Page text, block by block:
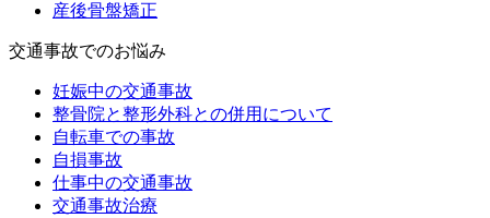
産後骨盤矯正
交通事故でのお悩み
妊娠中の交通事故
整骨院と整形外科との併用について
自転車での事故
自損事故
仕事中の交通事故
交通事故治療